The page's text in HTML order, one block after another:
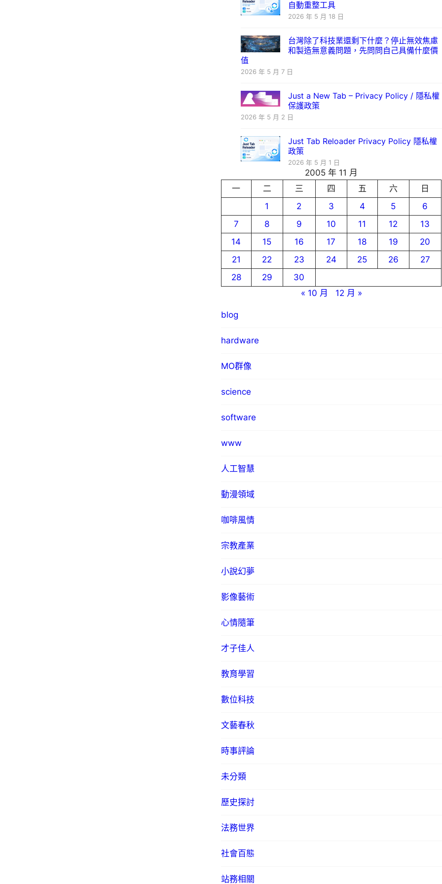
自動重整工具
2026 年 5 月 18 日
台灣除了科技業還剩下什麼？停止無效焦慮
和製造無意義問題，先問問自己具備什麼價
值
2026 年 5 月 7 日
Just a New Tab – Privacy Policy / 隱私權
保護政策
2026 年 5 月 2 日
Just Tab Reloader Privacy Policy 隱私權
政策
2026 年 5 月 1 日
2005 年 11 月
一
二 三 四 五 六
日
1
2 3 4 5
6
7
8 9 10 11 12
13
14
15 16 17 18 19
20
21
22 23 24 25 26
27
28
29
30
« 10 月
12 月 »
blog
hardware
MO群像
science
software
www
人工智慧
動漫領域
咖啡風情
宗教產業
小說幻夢
影像藝術
心情隨筆
才子佳人
教育學習
數位科技
文藝春秋
時事評論
未分類
歷史探討
法務世界
社會百態
站務相關